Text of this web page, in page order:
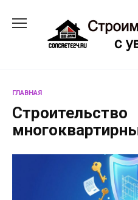
содержанию
ГЛАВНАЯ
Строительство